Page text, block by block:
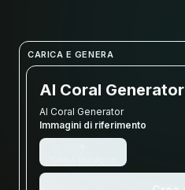
CARICA E GENERA
AI Coral Generator
AI Coral Generator
Immagini di riferimento